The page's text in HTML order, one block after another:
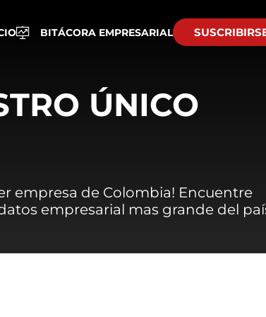
BITÁCORA EMPRESARIAL
ÚNICO
empresa de Colombia! Encuentre
empresarial mas grande del